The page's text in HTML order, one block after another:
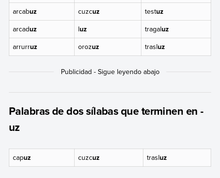
arcabuz cuzcuz testuz
arcaduz luz tragaluz
arrurruz orozuz trasluz
Palabras de dos sílabas que terminen en -
uz
capuz cuzcuz trasluz